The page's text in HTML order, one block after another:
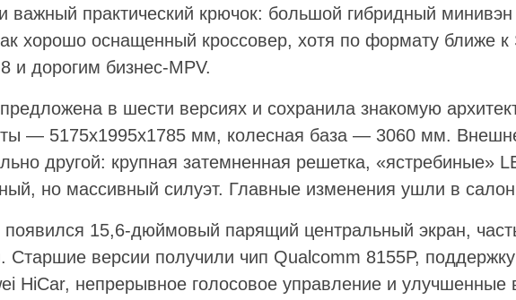
важный практический крючок: большой гибридный
хорошо оснащенный кроссовер, хотя по формату ближе к
и дорогим бизнес-MPV.
в шести версиях и сохранила знакомую
— 5175x1995x1785 мм, колесная база — 3060 мм.
другой: крупная затемненная решетка, «ястребиные»
но массивный силуэт. Главные изменения ушли в
появился 15,6-дюймовый парящий центральный экран,
Старшие версии получили чип Qualcomm 8155P,
HiCar, непрерывное голосовое управление и улучшенные